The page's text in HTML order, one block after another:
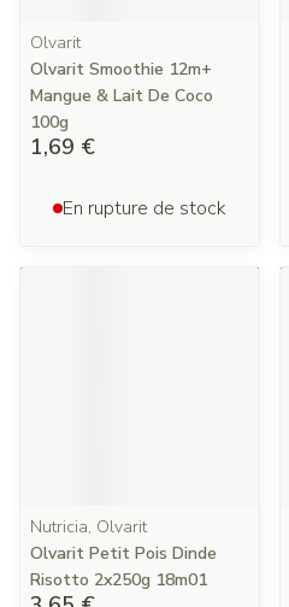
Olvarit
Olvarit Smoothie 12m+
Mangue & Lait De Coco
100g
1,69 €
En rupture de stock
Nutricia, Olvarit
Olvarit Petit Pois Dinde
Risotto 2x250g 18m01